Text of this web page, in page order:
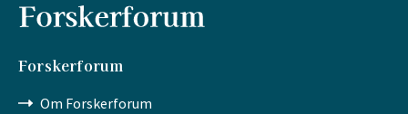
Forskerforum
Om Forskerforum